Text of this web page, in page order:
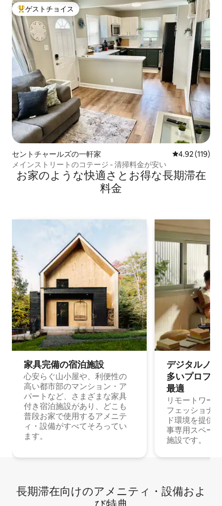
大好評のゲストチョイスです。
ゲストチョイス
セントチャールズの一軒家 レビュー119
4.92 (119)
メインストリートのコテージ - 清掃料金が安い
お家のような快⁠適⁠さ⁠とお⁠得⁠な長⁠期⁠滞⁠在
料⁠金
家具完備の宿⁠泊⁠施⁠設
心安らぐ山小屋や、利便性の
高い都市部のマンション・ア
パートなど、さまざまな家具
付き宿泊施設があり、どこも
普段お家で使用するアメニテ
ィ・設備がすべてそろってい
ます。
デジタルノ
多⁠いプ⁠ロ⁠フ⁠
最⁠適
リモートワー
フェッショナ
ド環境を提供
事専用スペー
施設です。
長期滞在向け⁠のア⁠メ⁠ニ⁠テ⁠ィ⁠・設⁠備⁠およ